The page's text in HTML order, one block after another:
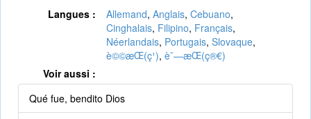
Langues : Allemand, Anglais, Cebuano,
Cinghalais, Filipino, Français,
Néerlandais, Portugais, Slovaque,
è©©æ­Œ(ç¹), è¯—æ­Œ(ç®€)
Voir aussi :
Qué fue, bendito Dios